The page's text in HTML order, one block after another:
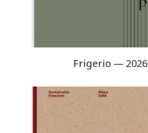
Frigerio — 2026